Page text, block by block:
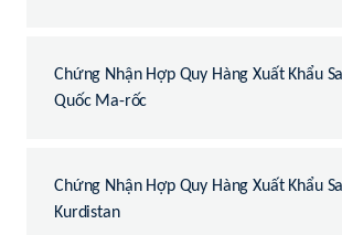
Chứng Nhận Hợp Quy Hàng Xuất Khẩu
Quốc Ma-rốc
Chứng Nhận Hợp Quy Hàng Xuất Khẩu
Kurdistan